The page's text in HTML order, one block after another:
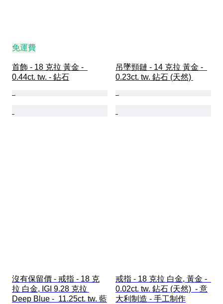
免運費
首飾 - 18 克拉 黃金 -
0.44ct. tw. - 鉆石
吊墜頸鏈 - 14 克拉 黃金 -
0.23ct. tw. 鉆石 (天然)
沒有保留價 - 戒指 - 18 克
拉 白金, IGI 9.28 克拉
Deep Blue -  11.25ct. tw. 藍
戒指 - 18 克拉 白金, 黃金 -
0.02ct. tw. 鉆石 (天然)  - 意
大利制造 - 手工制作